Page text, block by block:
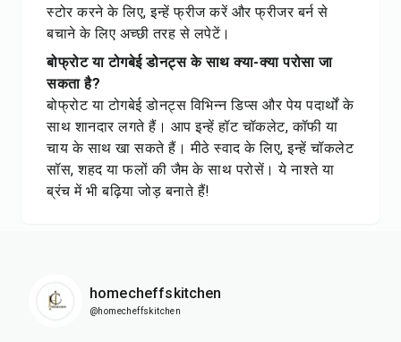
स्टोर करने के लिए, इन्हें फ्रीज करें और फ्रीजर बर्न से
बचाने के लिए अच्छी तरह से लपेटें।
बोफ्रोट या टोगबेई डोनट्स के साथ क्या-क्या परोसा जा
सकता है?
बोफ्रोट या टोगबेई डोनट्स विभिन्न डिप्स और पेय पदार्थों के
साथ शानदार लगते हैं। आप इन्हें हॉट चॉकलेट, कॉफी या
चाय के साथ खा सकते हैं। मीठे स्वाद के लिए, इन्हें चॉकलेट
सॉस, शहद या फलों की जैम के साथ परोसें। ये नाश्ते या
ब्रंच में भी बढ़िया जोड़ बनाते हैं!
homecheffskitchen
@homecheffskitchen